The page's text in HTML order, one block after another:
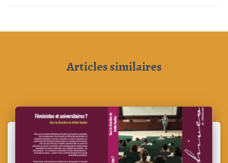
Articles similaires